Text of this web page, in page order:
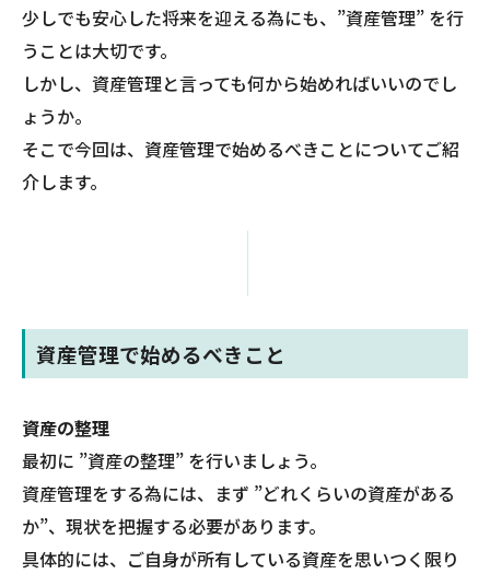
少しでも安心した将来を迎える為にも、”資産管理” を行
うことは大切です。
しかし、資産管理と言っても何から始めればいいのでし
ょうか。
そこで今回は、資産管理で始めるべきことについてご紹
介します。
資産管理で始めるべきこと
資産の整理
最初に ”資産の整理” を行いましょう。
資産管理をする為には、まず ”どれくらいの資産がある
か”、現状を把握する必要があります。
具体的には、ご自身が所有している資産を思いつく限り